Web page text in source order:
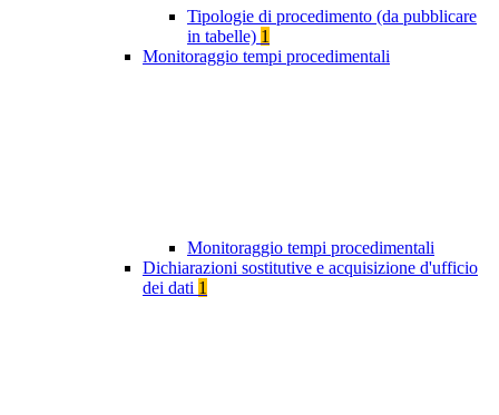
Tipologie di procedimento (da pubblicare
in tabelle) 1
Monitoraggio tempi procedimentali
Monitoraggio tempi procedimentali
Dichiarazioni sostitutive e acquisizione d'ufficio
dei dati 1